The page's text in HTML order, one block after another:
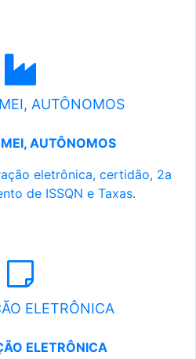
AUTÔNOMOS
AUTÔNOMOS
eletrônica, certidão, 2a
de ISSQN e Taxas.
ELETRÔNICA
ELETRÔNICA